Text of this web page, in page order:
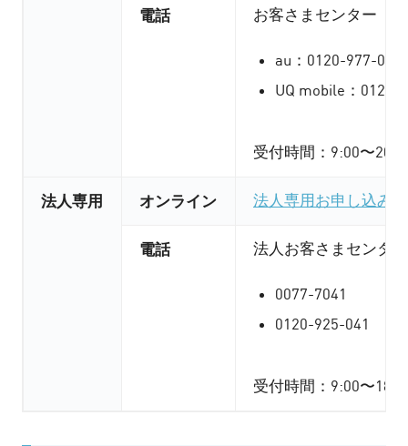
電話 お客さまセンター
au：0120-977-033
UQ mobile：0120-
受付時間：9:00〜
法人専用 オンライン 法人専用お申し込み
電話 法人お客さまセンター
0077-7041
0120-925-041
受付時間：9:00〜